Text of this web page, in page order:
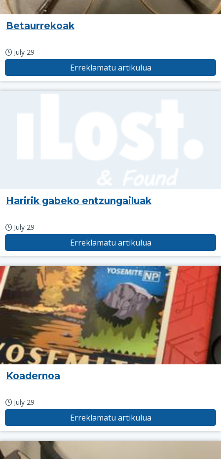
Betaurrekoak
July 29
Erreklamatu artikulua
Haririk gabeko entzungailuak
July 29
Erreklamatu artikulua
Koadernoa
July 29
Erreklamatu artikulua